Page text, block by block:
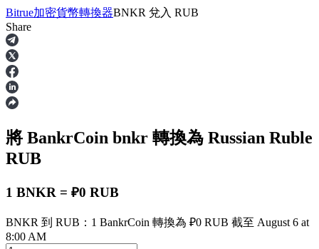
合約
USDT永續
Bitrue加密貨幣轉換器BNKR 兌入 RUB
Share
將 BankrCoin bnkr 轉換為 Russian Ruble
RUB
1 BNKR = ₽0 RUB
BNKR 到 RUB：1 BankrCoin 轉換為 ₽0 RUB 截至 August 6 at
8:00 AM